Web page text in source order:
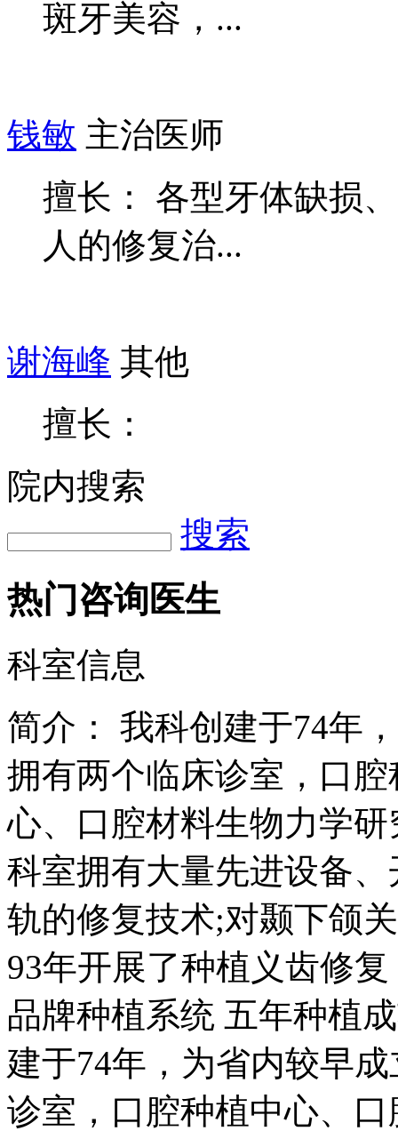
斑牙美容，...
钱敏 主治医师
擅长： 各型牙体缺损
人的修复治...
谢海峰 其他
擅长：
院内搜索
搜索
热门咨询医生
科室信息
简介：
我科创建于74年
拥有两个临床诊室，口
心、口腔材料生物力学
科室拥有大量先进设备
轨的修复技术;对颞下颌
93年开展了种植义齿修
品牌种植系统 五年种植
建于74年，为省内较早
诊室，口腔种植中心、